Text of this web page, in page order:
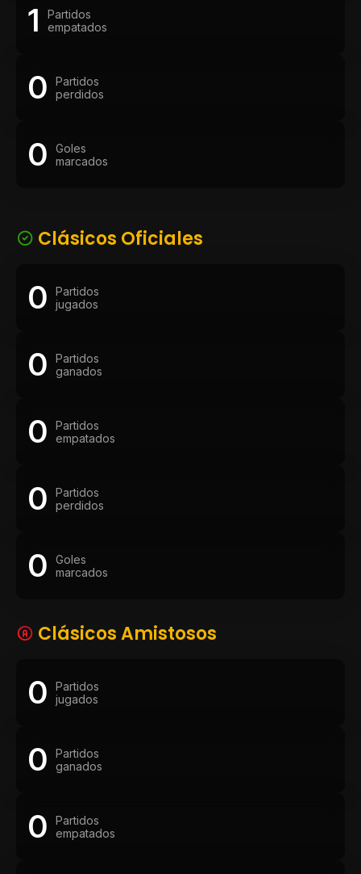
1
Partidos
empatados
0
Partidos
perdidos
0
Goles
marcados
Clásicos Oficiales
0
Partidos
jugados
0
Partidos
ganados
0
Partidos
empatados
0
Partidos
perdidos
0
Goles
marcados
Clásicos Amistosos
0
Partidos
jugados
0
Partidos
ganados
0
Partidos
empatados